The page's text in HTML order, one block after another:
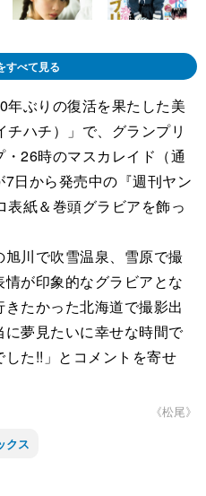
すべて見る
ぶりの復活を果たした美
ハチ）」で、グランプリ
26時のマスカレイド（通
日から発売中の『週刊ヤン
紙＆巻頭グラビアを飾っ
川で吹雪温泉、雪原で撮
が印象的なグラビアとな
たかった北海道で撮影出
夢見たいに幸せな時間で
た!!」とコメントを寄せ
《松尾》
クス